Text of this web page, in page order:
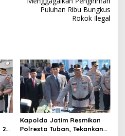
Puluhan Ribu Bungkus
Rokok Ilegal
Kapolda Jatim Resmikan
Polresta Tuban, Tekankan